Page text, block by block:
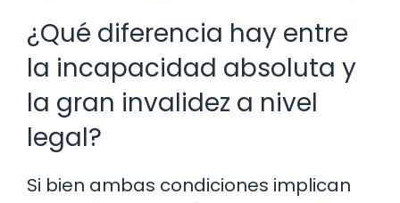
¿Qué diferencia hay entre
la incapacidad absoluta y
la gran invalidez a nivel
legal?
Si bien ambas condiciones implican